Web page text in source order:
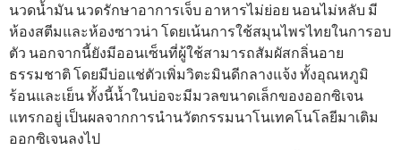
นวดน้ำมัน นวดรักษาอาการเจ็บ อาหารไม่ย่อย นอนไม่หลับ มี
ห้องสตีมและห้องซาวน่า โดยเน้นการใช้สมุนไพรไทยในการอบ
ตัว นอกจากนี้ยังมีออนเซ็นที่ผู้ใช้สามารถสัมผัสกลิ่นอาย
ธรรมชาติ โดยมีบ่อแช่ตัวเพิ่มวิตะมินดีกลางแจ้ง ทั้งอุณหภูมิ
ร้อนและเย็น ทั้งนี้น้ำในบ่อจะมีมวลขนาดเล็กของออกซิเจน
แทรกอยู่ เป็นผลจากการนํานวัตกรรมนาโนเทคโนโลยีมาเติม
ออกซิเจนลงไป